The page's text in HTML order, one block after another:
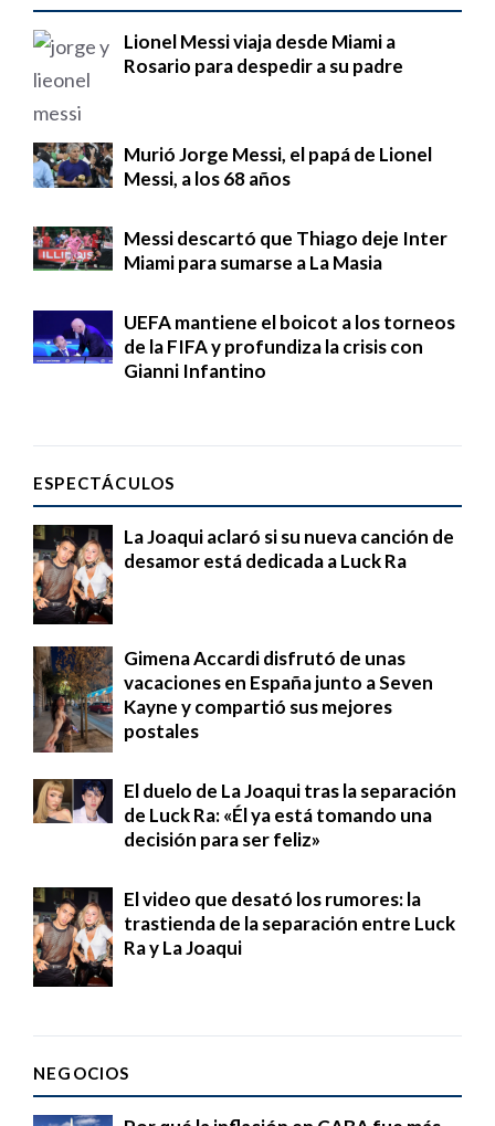
Lionel Messi viaja desde Miami a
Rosario para despedir a su padre
Murió Jorge Messi, el papá de Lionel
Messi, a los 68 años
Messi descartó que Thiago deje Inter
Miami para sumarse a La Masia
UEFA mantiene el boicot a los torneos
de la FIFA y profundiza la crisis con
Gianni Infantino
ESPECTÁCULOS
La Joaqui aclaró si su nueva canción de
desamor está dedicada a Luck Ra
Gimena Accardi disfrutó de unas
vacaciones en España junto a Seven
Kayne y compartió sus mejores
postales
El duelo de La Joaqui tras la separación
de Luck Ra: «Él ya está tomando una
decisión para ser feliz»
El video que desató los rumores: la
trastienda de la separación entre Luck
Ra y La Joaqui
NEGOCIOS